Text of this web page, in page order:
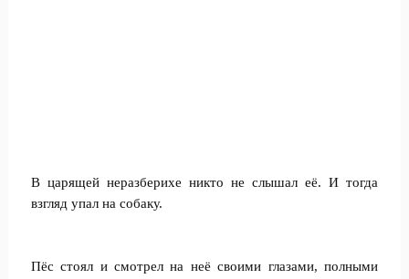
В царящей неразберихе никто не слышал её. И тогда
взгляд упал на собаку.
Пёс стоял и смотрел на неё своими глазами, полными